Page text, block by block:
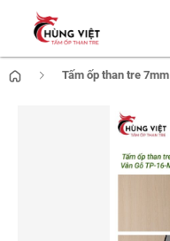
Tấm ốp than tre 7mm